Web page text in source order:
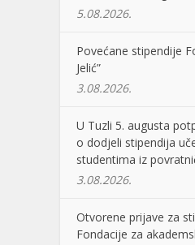
5.08.2026.
Povećane stipendije
Jelić”
3.08.2026.
U Tuzli 5. augusta
o dodjeli stipendija
studentima iz
3.08.2026.
Otvorene prijave za
Fondacije za